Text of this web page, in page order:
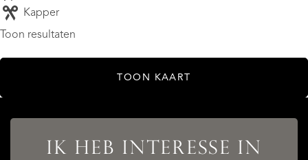
Kapper
Toon resultaten
TOON KAART
IK HEB INTERESSE IN